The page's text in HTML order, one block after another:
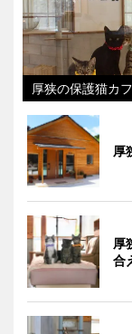
厚狭の保護猫カ
厚
厚
合